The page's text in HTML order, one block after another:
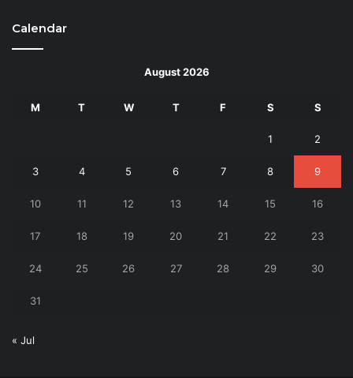
Calendar
August 2026
M T W T F S S
1 2
3 4 5 6 7 8 9
10 11 12 13 14 15 16
17 18 19 20 21 22 23
24 25 26 27 28 29 30
31
« Jul